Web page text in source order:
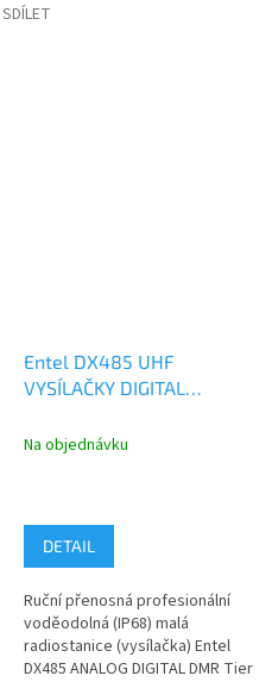
SDÍLET
Entel DX485 UHF
VYSÍLAČKY DIGITAL
Na objednávku
DETAIL
Ruční přenosná profesionální
voděodolná (IP68) malá
radiostanice (vysílačka) Entel
DX485 ANALOG DIGITAL DMR Tier